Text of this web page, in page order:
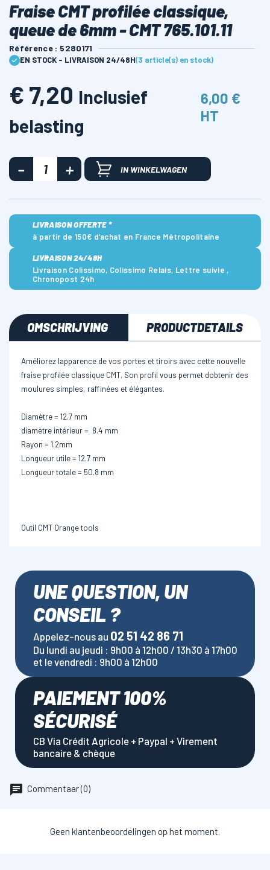
Fraise CMT profilée classique,
queue de 6mm - CMT 765.101.11
Référence : 5280171
EN STOCK - LIVRAISON 24/48H(3 article(s) en stock)
€ 7,20 Inclusief
belasting
6,00 €
HT
IN WINKELWAGEN
LIVRAISON OFFERTE *
à partir de 150€ d’achat en France Métropolitaine
LIVRAISON 24/48H
Livraison Colissimo, Colissimo Relais, Lettre suivie ,
Chronopost 24h
OMSCHRIJVING PRODUCTDETAILS
Améliorez lapparence de vos portes et tiroirs avec cette nouvelle
fraise profilée classique CMT. Son profil vous permet dobtenir des
moulures simples, raffinées et élégantes.
Diamètre = 12.7 mm
diamètre intérieur = 8.4 mm
Rayon = 1.2mm
Longueur utile = 12.7 mm
Longueur totale = 50.8 mm
Outil CMT Orange tools
UNE QUESTION, UN
CONSEIL ?
Appelez-nous au 02 51 42 86 71
Du lundi au jeudi : 9h00 à 12h00 / 13h30 à 17h00
et le vendredi : 9h00 à 12h00
PAIEMENT 100%
SÉCURISÉ
CB Via Crédit Agricole + Paypal + Virement
bancaire & chèque
Commentaar (0)
Geen klantenbeoordelingen op het moment.